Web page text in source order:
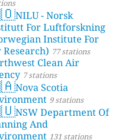
NILU - Norsk
For Luftforskning
Institute For
77 stations
Clean Air
7 stations
Nova Scotia
9 stations
NSW Department Of
And
131 stations